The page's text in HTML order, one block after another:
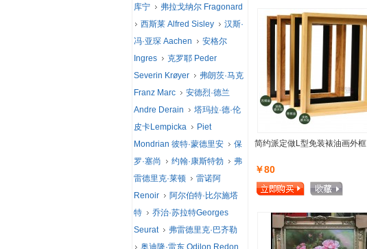
简约派定做L型免装裱油画外框
￥80
库宁
弗拉戈纳尔 Fragonard
西斯莱 Alfred Sisley
汉斯·
冯·亚琛 Aachen
安格尔
Ingres
克罗耶 Peder
Severin Krøyer
弗朗茨·马克
Franz Marc
安德烈·德兰
Andre Derain
塔玛拉·德·伦
皮卡Lempicka
Piet
Mondrian 彼特·蒙德里安
保
罗·塞尚
约翰·康斯特勃
弗
雷德里克·莱顿
雷诺阿
Renoir
阿尔伯特·比尔施塔
特
乔治·苏拉特Georges
Seurat
弗雷德里克·巴齐勒
奥迪隆·雷东 Odilon Redon